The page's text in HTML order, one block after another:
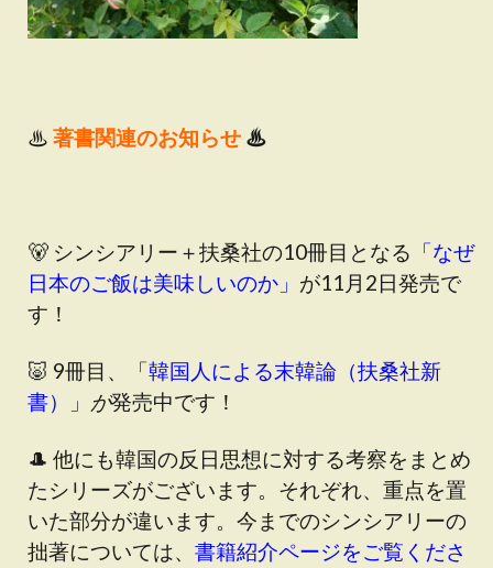
♨ 著書関連のお知らせ ♨
🐻 シンシアリー＋扶桑社の10冊目となる 「なぜ
日本のご飯は美味しいのか」 が11月2日発売で
す！
🐷 9冊目、「韓国人による末韓論（扶桑社新
書）
」 が発売中です！
🎩 他にも韓国の反日思想に対する考察をまとめ
たシリーズがございます。それぞれ、重点を置
いた部分が違います。今までのシンシアリーの
拙著については、 書籍紹介ページをご覧くださ